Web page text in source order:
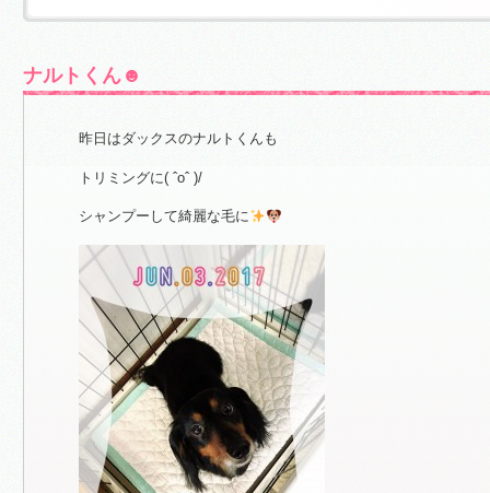
ナルトくん☻
昨日はダックスのナルトくんも
トリミングに( ˆoˆ )/
シャンプーして綺麗な毛に